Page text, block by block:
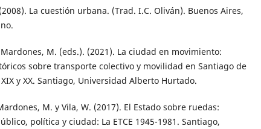
La cuestión urbana. (Trad. I.C. Oliván). Buenos Aires,
M. (eds.). (2021). La ciudad en movimiento:
sobre transporte colectivo y movilidad en Santiago de
y XX. Santiago, Universidad Alberto Hurtado.
M. y Vila, W. (2017). El Estado sobre ruedas:
política y ciudad: La ETCE 1945-1981. Santiago,